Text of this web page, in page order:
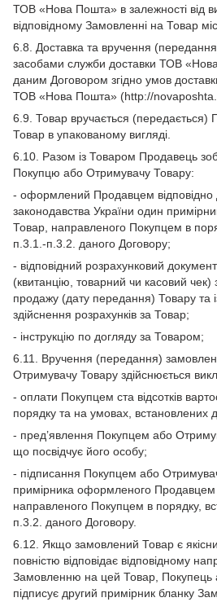
ТОВ «Нова Пошта» в залежності від
відповідному Замовленні на Товар
6.8. Доставка та вручення
засобами служби доставки ТОВ
даним Договором згідно умов
ТОВ «Нова Пошта» (http://
6.9. Товар вручається
Товар в упакованому вигляді.
6.10. Разом із Товаром Продавець
Покупцю або Отримувачу Товару:
- оформлений Продавцем відповідно
законодавства України один
Товар, направленого Покупцем в
п.3.1.-п.3.2. даного Договору;
- відповідний розрахунковий
(квитанцію, товарний чи касовий чек)
продажу (дату передання) Товару та
здійснення розрахунків за Товар;
- інструкцію по догляду за Товаром;
6.11. Вручення (передання)
Отримувачу Товару здійснюється
- оплати Покупцем ста відсотків
порядку та на умовах, встановлених
- пред’явлення Покупцем або
що посвідчує його особу;
- підписання Покупцем або
примірника оформленого
направленого Покупцем в порядку,
п.3.2. даного Договору.
6.12. Якщо замовлений Товар є
повністю відповідає відповідному
Замовленню на цей Товар, Покупець
підписує другий примірник бланку